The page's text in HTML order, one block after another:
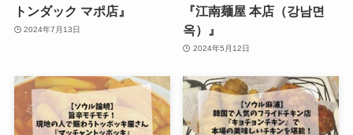
トンダック マポ店』
2024年7月13日
『江南麺屋 本店（강남면
옥）』
2024年5月12日